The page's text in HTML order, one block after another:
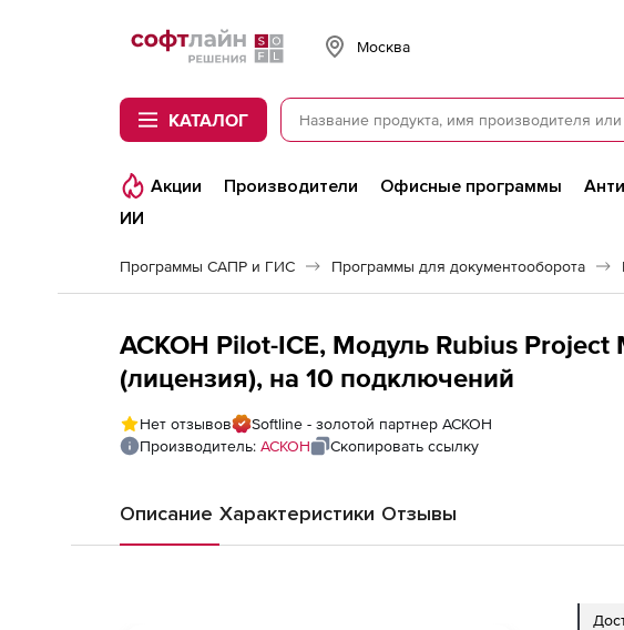
Softline
Москва
КАТАЛОГ
Акции Производители Офисные программы
ИИ
Программы САПР и ГИС Программы для документооборота
АСКОН Pilot-ICE, Модуль Rubius Project
(лицензия), на 10 подключений
Нет отзывов
Softline - золотой партнер АСКОН
Производитель: АСКОН Скопировать ссылку
Описание Характеристики Отзывы